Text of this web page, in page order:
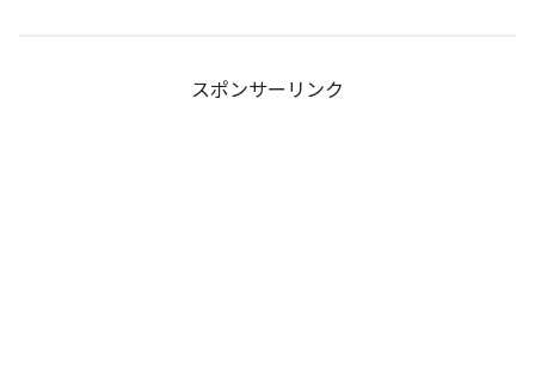
スポンサーリンク